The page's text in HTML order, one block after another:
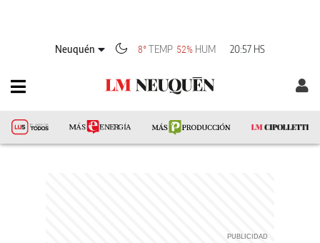
Neuquén 8° TEMP 52% HUM 20:57 HS